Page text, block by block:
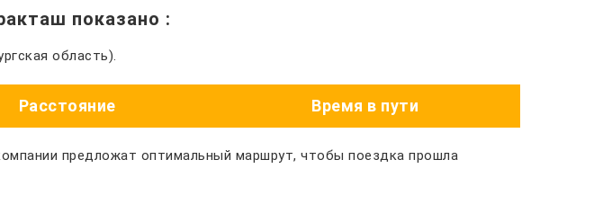
показано :
область).
Расстояние Время в пути
предложат оптимальный маршрут, чтобы поездка прошла